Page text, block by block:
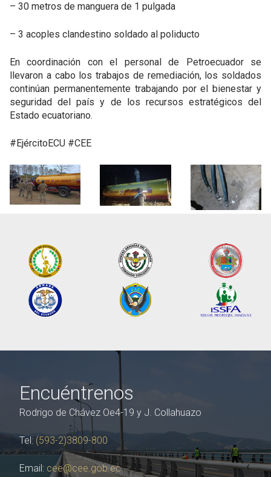
– 30 metros de manguera de 1 pulgada
– 3 acoples clandestino soldado al poliducto
En coordinación con el personal de Petroecuador se
llevaron a cabo los trabajos de remediación, los soldados
continúan permanentemente trabajando por el bienestar y
seguridad del país y de los recursos estratégicos del
Estado ecuatoriano.
#EjércitoECU #CEE
Encuéntrenos
Rodrigo de Chávez Oe4-19 y J. Collahuazo
Tel: (593-2)3809-800
Email: cee@cee.gob.ec